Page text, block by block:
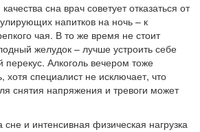
сна врач советует отказаться от
напитков на ночь – к
чая. В то же время не стоит
желудок – лучше устроить себе
перекус. Алкоголь вечером тоже
специалист не исключает, что
снятия напряжения и тревоги может
сне и интенсивная физическая нагрузка